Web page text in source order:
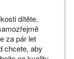
dítěte.
za pár let
chcete, aby